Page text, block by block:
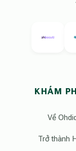
KHÁM
Về
Trở thành